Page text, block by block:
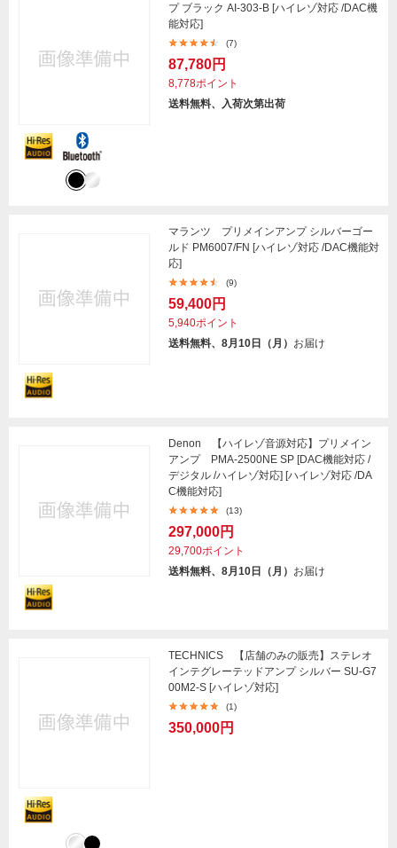
プ ブラック AI-303-B [ハイレゾ対応 /DAC機
能対応]
(7)
87,780円
8,778ポイント
送料無料、入荷次第出荷
マランツ プリメインアンプ シルバーゴー
ルド PM6007/FN [ハイレゾ対応 /DAC機能対
応]
(9)
59,400円
5,940ポイント
送料無料、8月10日（月） お届け
Denon 【ハイレゾ音源対応】プリメイン
アンプ PMA-2500NE SP [DAC機能対応 /
デジタル /ハイレゾ対応] [ハイレゾ対応 /DA
C機能対応]
(13)
297,000円
29,700ポイント
送料無料、8月10日（月） お届け
TECHNICS 【店舗のみの販売】ステレオ
インテグレーテッドアンプ シルバー SU-G7
00M2-S [ハイレゾ対応]
(1)
350,000円